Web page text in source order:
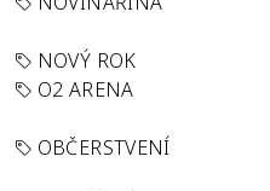
NOVÝ ROK
O2 ARENA
OBČERSTVENÍ